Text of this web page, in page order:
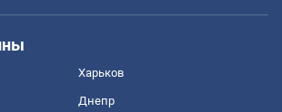
Харьков
Днепр